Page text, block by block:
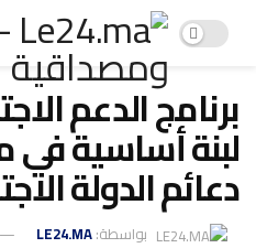
برنامج الدعم
لبنة أساسية
دعائم الدولة
بواسطة:LE24.MA